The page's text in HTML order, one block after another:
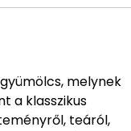
melynek
a klasszikus
teáról,